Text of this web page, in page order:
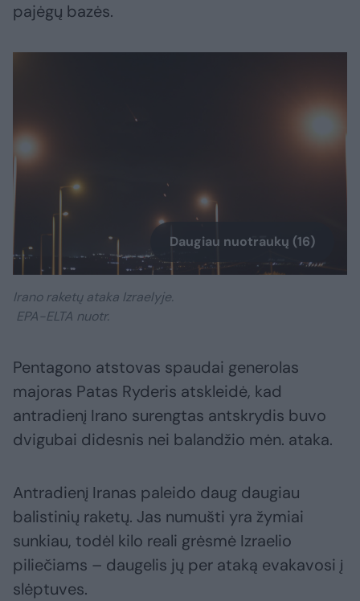
pajėgų bazės.
Daugiau nuotraukų (16)
Irano raketų ataka Izraelyje.
EPA-ELTA nuotr.
Pentagono atstovas spaudai generolas
majoras Patas Ryderis atskleidė, kad
antradienį Irano surengtas antskrydis buvo
dvigubai didesnis nei balandžio mėn. ataka.
Antradienį Iranas paleido daug daugiau
balistinių raketų. Jas numušti yra žymiai
sunkiau, todėl kilo reali grėsmė Izraelio
piliečiams – daugelis jų per ataką evakavosi į
slėptuves.